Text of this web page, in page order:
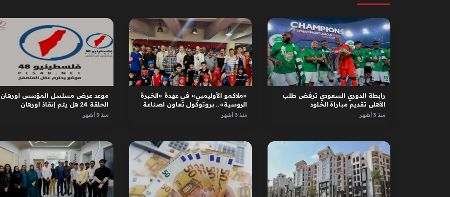
رابطة الدوري السعودي ترفض طلب
الأهلي تقديم مباراة الخلود
منذ 3 أشهر
«ملاكمو الأوليمبي» في عهدة «الخبرة
الروسية».. بروتوكول تعاون لصناعة
الأبطال
منذ 3 أشهر
موعد عرض مسلسل المؤسس اورهان
الحلقة 24 هل يتم إنقاذ اورهان
واسبورجا
منذ 3 أشهر